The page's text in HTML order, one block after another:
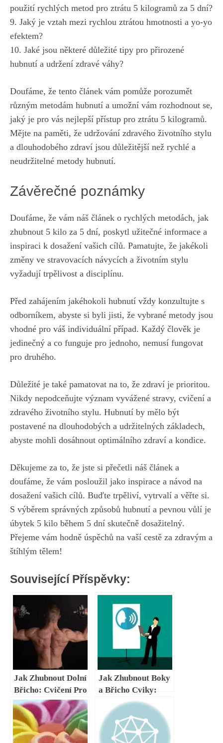
použití rychlých metod pro ⁣ztrátu 5 ⁣kilogramů za 5 dní?
9.‌ Jaký je vztah mezi rychlou ztrátou ⁢hmotnosti‍ a yo-yo
efektem?
10. Jaké jsou některé důležité ⁤tipy pro přirozené
hubnutí a udržení ​zdravé⁤ váhy?
Doufáme, že⁢ tento⁢ článek vám⁤ pomůže porozumět
⁣různým⁢ metodám⁢ hubnutí a ⁤umožní vám⁣ rozhodnout se,
jaký je pro vás nejlepší přístup pro ztrátu 5 kilogramů. ​
Mějte na paměti, že udržování zdravého životního stylu
a dlouhodobého zdraví ⁣jsou důležitější než‍ rychlé ⁣a
neudržitelné metody hubnutí. ⁢
Závěrečné ‌poznámky
Doufáme, že vám ​náš článek o rychlých metodách, ⁣jak
zhubnout⁣ 5 kilo za⁤ 5 ‍dní, ‌poskytl ‌užitečné⁤ informace a‌
inspiraci k dosažení⁤ vašich ‌cílů. Pamatujte, že jakékoli⁣
změny ve⁣ stravovacích návycích a ​životním stylu
⁣vyžadují trpělivost​ a disciplínu.
Před‍ zahájením jakéhokoli hubnutí vždy konzultujte s
odborníkem,⁢ abyste ⁤si byli jisti, že vybrané metody‍ jsou
vhodné pro⁢ váš individuální případ. Každý člověk je
jedinečný a‌ co funguje pro jednoho, ‌nemusí ⁢fungovat
pro druhého.
Důležité je také pamatovat na to, že zdraví je prioritou.
Nikdy nepodceňujte ​význam vyvážené stravy, cvičení a
zdravého životního ⁢stylu. Hubnutí by mělo ⁣být
postavené⁣ na dlouhodobých a udržitelných ⁢základech,⁤
abyste mohli dosáhnout​ optimálního ⁤zdraví a kondice.
Děkujeme za to, že ​jste si přečetli‍ náš článek‍ a
doufáme, že ​vám ⁤posloužil jako ⁢inspirace a návod na
dosažení​ vašich⁤ cílů. Buďte trpěliví, vytrvalí a ⁢věřte si.
S výběrem ⁢správných způsobů hubnutí a pevnou vůlí je
úbytek 5 kilo během‌ 5 dní skutečně dosažitelný.
Přejeme vám hodně úspěchů na vaší cestě‍ za zdravým​ a
štíhlým tělem!
Související Příspěvky:
Jak Zhubnout Dolní
Břicho: Cvičení Pro
Tvarování Spodní
Partie
Jak Zhubnout Boky
a Břicho Cviky:
Účinné Tréninky